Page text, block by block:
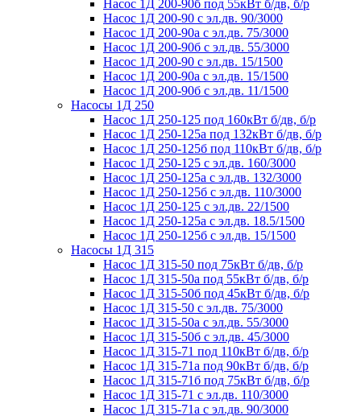
Насос 1Д 200-90б под 55кВт б/дв, б/р
Насос 1Д 200-90 с эл.дв. 90/3000
Насос 1Д 200-90а с эл.дв. 75/3000
Насос 1Д 200-90б с эл.дв. 55/3000
Насос 1Д 200-90 с эл.дв. 15/1500
Насос 1Д 200-90а с эл.дв. 15/1500
Насос 1Д 200-90б с эл.дв. 11/1500
Насосы 1Д 250
Насос 1Д 250-125 под 160кВт б/дв, б/р
Насос 1Д 250-125а под 132кВт б/дв, б/р
Насос 1Д 250-125б под 110кВт б/дв, б/р
Насос 1Д 250-125 с эл.дв. 160/3000
Насос 1Д 250-125а с эл.дв. 132/3000
Насос 1Д 250-125б с эл.дв. 110/3000
Насос 1Д 250-125 с эл.дв. 22/1500
Насос 1Д 250-125а с эл.дв. 18.5/1500
Насос 1Д 250-125б с эл.дв. 15/1500
Насосы 1Д 315
Насос 1Д 315-50 под 75кВт б/дв, б/р
Насос 1Д 315-50а под 55кВт б/дв, б/р
Насос 1Д 315-50б под 45кВт б/дв, б/р
Насос 1Д 315-50 с эл.дв. 75/3000
Насос 1Д 315-50а с эл.дв. 55/3000
Насос 1Д 315-50б с эл.дв. 45/3000
Насос 1Д 315-71 под 110кВт б/дв, б/р
Насос 1Д 315-71а под 90кВт б/дв, б/р
Насос 1Д 315-71б под 75кВт б/дв, б/р
Насос 1Д 315-71 с эл.дв. 110/3000
Насос 1Д 315-71а с эл.дв. 90/3000